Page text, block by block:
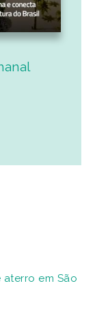
em São